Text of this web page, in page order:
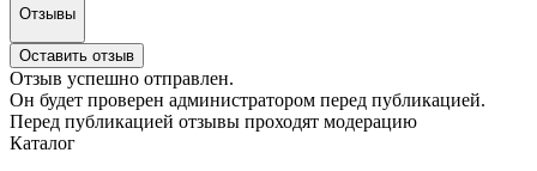
Отзывы
Оставить отзыв
Отзыв успешно отправлен.
Он будет проверен администратором перед публикацией.
Перед публикацией отзывы проходят модерацию
Каталог